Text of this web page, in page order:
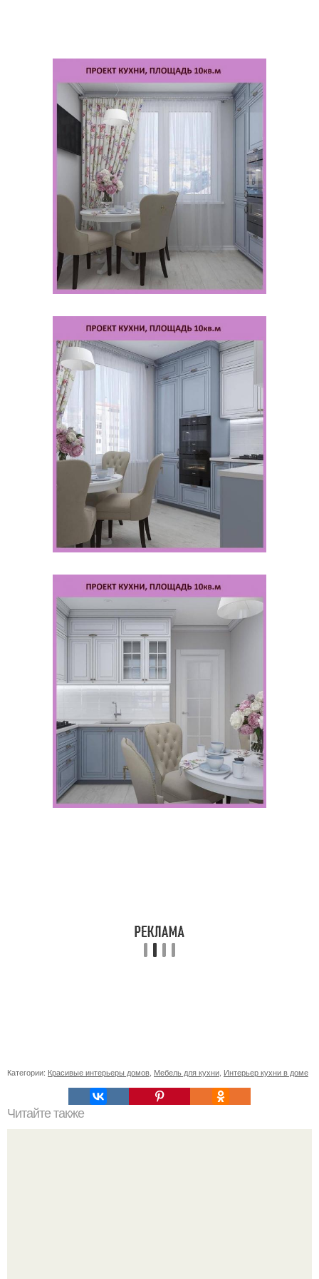
Категории: Красивые интерьеры домов, Мебель для кухни, Интерьер кухни в доме
Читайте также